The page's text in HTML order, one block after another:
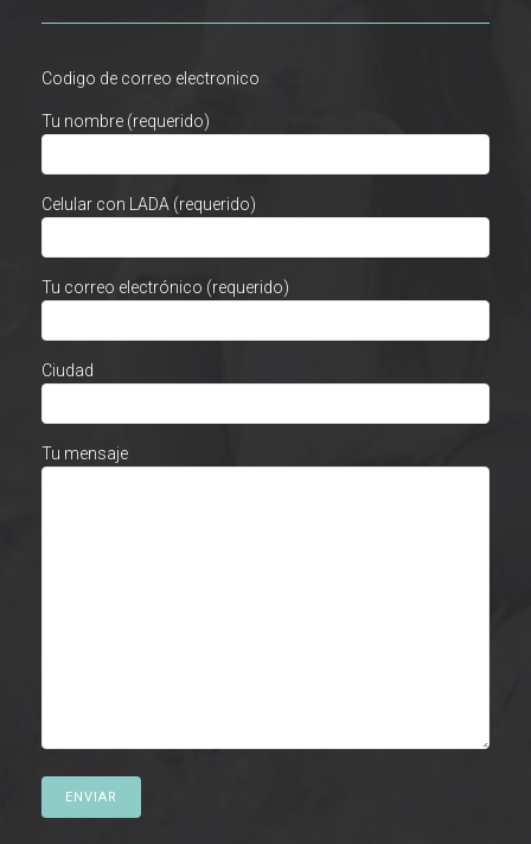
Codigo de correo electronico
Tu nombre (requerido)
Celular con LADA (requerido)
Tu correo electrónico (requerido)
Ciudad
Tu mensaje